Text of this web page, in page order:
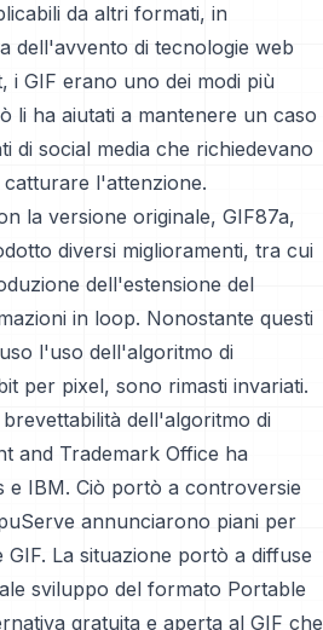
da altri formati, in
dell'avvento di tecnologie web
i GIF erano uno dei modi più
li ha aiutati a mantenere un caso
di social media che richiedevano
l'attenzione.
la versione originale, GIF87a,
diversi miglioramenti, tra cui
dell'estensione del
in loop. Nonostante questi
l'uso dell'algoritmo di
per pixel, sono rimasti invariati.
dell'algoritmo di
and Trademark Office ha
IBM. Ciò portò a controversie
annunciarono piani per
La situazione portò a diffuse
sviluppo del formato Portable
gratuita e aperta al GIF che